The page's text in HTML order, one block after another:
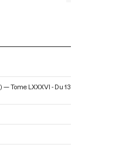
Tome LXXXVI - Du 13